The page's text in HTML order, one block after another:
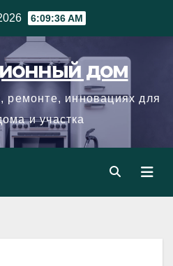
6:09:37 AM
дом
ремонте, инновациях для
и участка